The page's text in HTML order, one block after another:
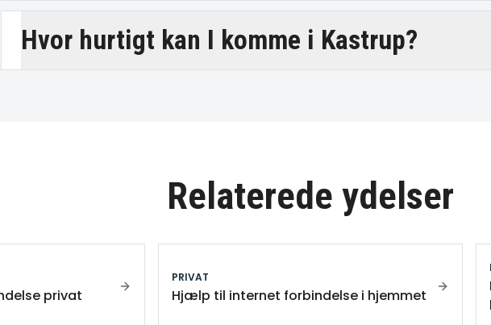
Hvor hurtigt kan I komme i Kastrup?
Relaterede ydelser
privat
PRIVAT
Hjælp til internet forbindelse i hjemmet